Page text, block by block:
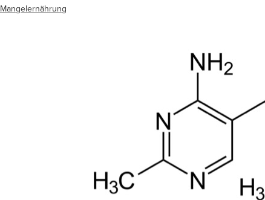
Mangelernährung